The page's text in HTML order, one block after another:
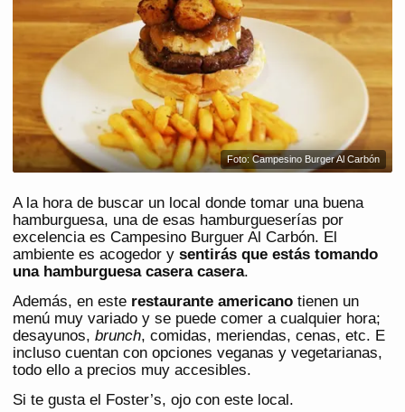
Foto: Campesino Burger Al Carbón
A la hora de buscar un local donde tomar una buena
hamburguesa, una de esas hamburgueserías por
excelencia es Campesino Burguer Al Carbón. El
ambiente es acogedor y sentirás que estás tomando
una hamburguesa casera casera.
Además, en este restaurante americano tienen un
menú muy variado y se puede comer a cualquier hora;
desayunos, brunch, comidas, meriendas, cenas, etc. E
incluso cuentan con opciones veganas y vegetarianas,
todo ello a precios muy accesibles.
Si te gusta el Foster’s, ojo con este local.